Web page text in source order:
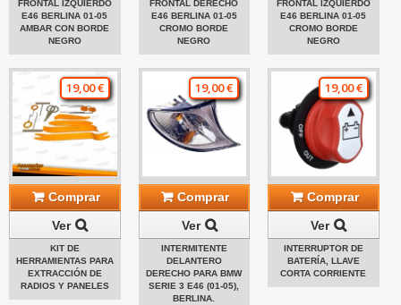
FRONTAL IZQUIERDO
E46 BERLINA 01-05
AMBAR CON BORDE
NEGRO
FRONTAL DERECHO
E46 BERLINA 01-05
CROMO BORDE
NEGRO
FRONTAL IZQUIERDO
E46 BERLINA 01-05
CROMO BORDE
NEGRO
19,00 €
Comprar
Ver
KIT DE
HERRAMIENTAS PARA
EXTRACCIÓN DE
RADIOS Y PANELES
19,00 €
Comprar
Ver
INTERMITENTE
DELANTERO
DERECHO PARA BMW
SERIE 3 E46 (01-05),
BERLINA.
19,00 €
Comprar
Ver
INTERRUPTOR DE
BATERÍA, LLAVE
CORTA CORRIENTE